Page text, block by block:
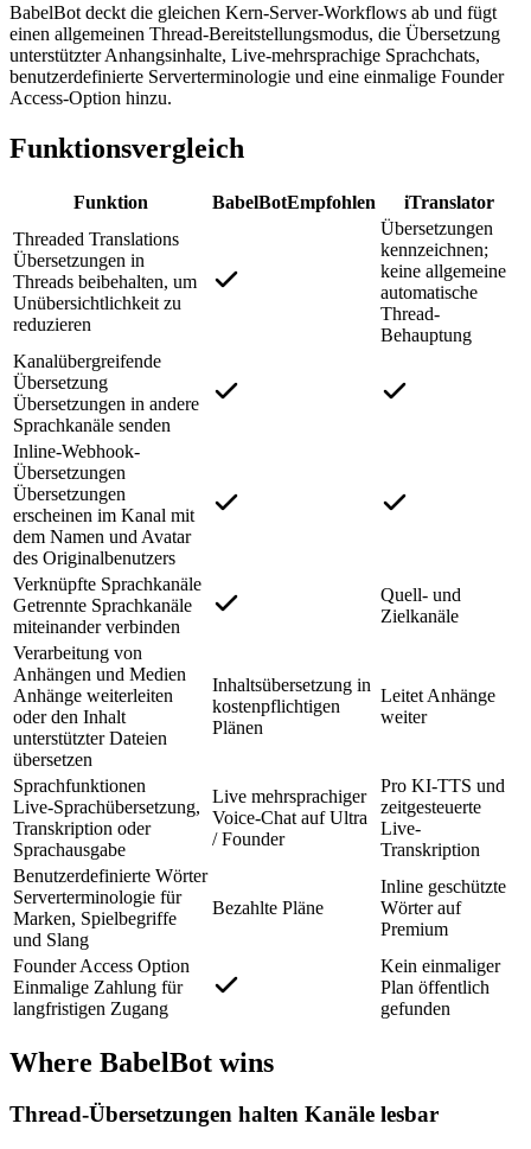
BabelBot deckt die gleichen Kern-Server-Workflows ab und fügt
einen allgemeinen Thread-Bereitstellungsmodus, die Übersetzung
unterstützter Anhangsinhalte, Live-mehrsprachige Sprachchats,
benutzerdefinierte Serverterminologie und eine einmalige Founder
Access-Option hinzu.
Funktionsvergleich
Funktion BabelBotEmpfohlen
iTranslator
Threaded Translations
Übersetzungen in
Threads beibehalten, um
Unübersichtlichkeit zu
reduzieren
Übersetzungen
kennzeichnen;
keine allgemeine
automatische
Thread-
Behauptung
Kanalübergreifende
Übersetzung
Übersetzungen in andere
Sprachkanäle senden
Inline-Webhook-
Übersetzungen
Übersetzungen
erscheinen im Kanal mit
dem Namen und Avatar
des Originalbenutzers
Verknüpfte Sprachkanäle
Getrennte Sprachkanäle
miteinander verbinden
Quell- und
Zielkanäle
Verarbeitung von
Anhängen und Medien
Anhänge weiterleiten
oder den Inhalt
unterstützter Dateien
übersetzen
Inhaltsübersetzung in
kostenpflichtigen
Plänen
Leitet Anhänge
weiter
Sprachfunktionen
Live-Sprachübersetzung,
Transkription oder
Sprachausgabe
Live mehrsprachiger
Voice-Chat auf Ultra
/ Founder
Pro KI-TTS und
zeitgesteuerte
Live-
Transkription
Benutzerdefinierte Wörter
Serverterminologie für
Marken, Spielbegriffe
und Slang
Bezahlte Pläne
Inline geschützte
Wörter auf
Premium
Founder Access Option
Einmalige Zahlung für
langfristigen Zugang
Kein einmaliger
Plan öffentlich
gefunden
Where BabelBot wins
Thread-Übersetzungen halten Kanäle lesbar